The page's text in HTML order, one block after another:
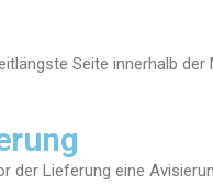
Seite innerhalb
der Lieferung eine